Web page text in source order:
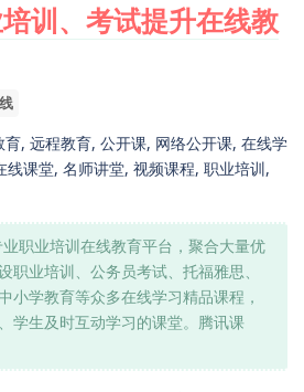
训、考试提升在线教
育, 远程教育, 公开课, 网络公开课, 在线学
线课堂, 名师讲堂, 视频课程, 职业培训,
职业培训在线教育平台，聚合大量优
职业培训、公务员考试、托福雅思、
小学教育等众多在线学习精品课程，
学生及时互动学习的课堂。腾讯课